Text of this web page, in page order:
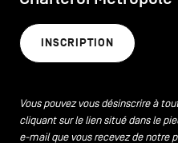
INSCRIPTION
Vous pouvez vous désinscrire à
cliquant sur le lien situé dans le
e-mail que vous recevez de notre